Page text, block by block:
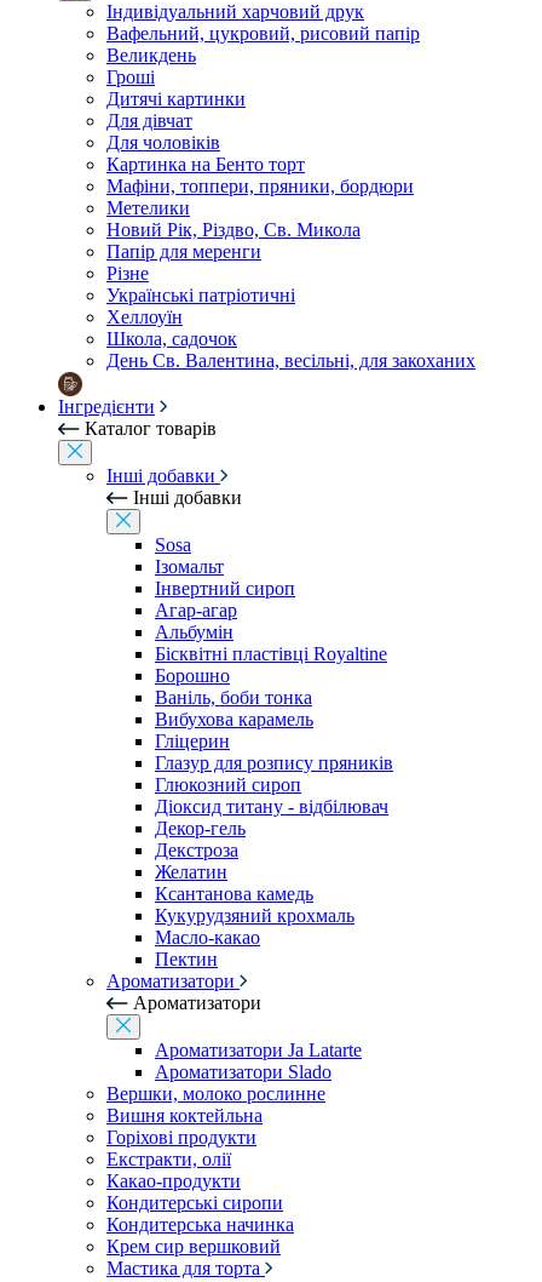
Індивідуальний харчовий друк
Вафельний, цукровий, рисовий папір
Великдень
Гроші
Дитячі картинки
Для дівчат
Для чоловіків
Картинка на Бенто торт
Мафіни, топпери, пряники, бордюри
Метелики
Новий Рік, Різдво, Св. Микола
Папір для меренги
Різне
Українські патріотичні
Хеллоуїн
Школа, садочок
День Св. Валентина, весільні, для закоханих
Інгредієнти
Каталог товарів
Інші добавки
Інші добавки
Sosa
Ізомальт
Інвертний сироп
Агар-агар
Альбумін
Бісквітні пластівці Royaltine
Борошно
Ваніль, боби тонка
Вибухова карамель
Гліцерин
Глазур для розпису пряників
Глюкозний сироп
Діоксид титану - відбілювач
Декор-гель
Декстроза
Желатин
Ксантанова камедь
Кукурудзяний крохмаль
Масло-какао
Пектин
Ароматизатори
Ароматизатори
Ароматизатори Ja Latarte
Ароматизатори Slado
Вершки, молоко рослинне
Вишня коктейльна
Горіхові продукти
Екстракти, олії
Какао-продукти
Кондитерські сиропи
Кондитерська начинка
Крем сир вершковий
Мастика для торта